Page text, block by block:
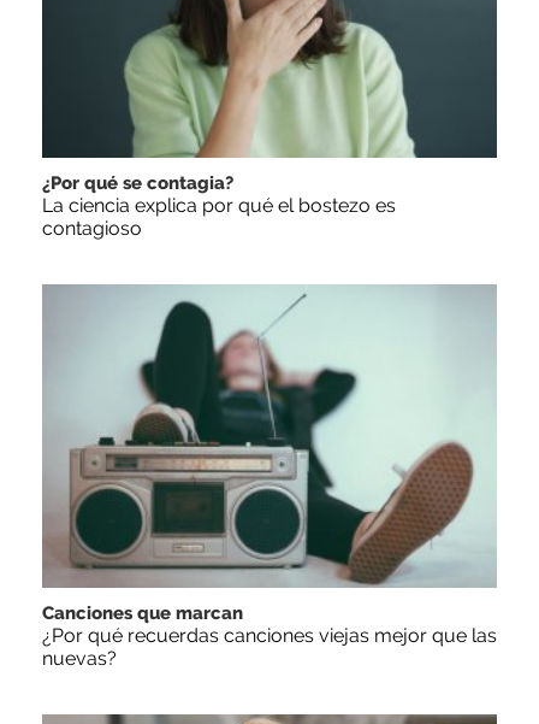
¿Por qué se contagia?
La ciencia explica por qué el bostezo es
contagioso
Canciones que marcan
¿Por qué recuerdas canciones viejas mejor que las
nuevas?